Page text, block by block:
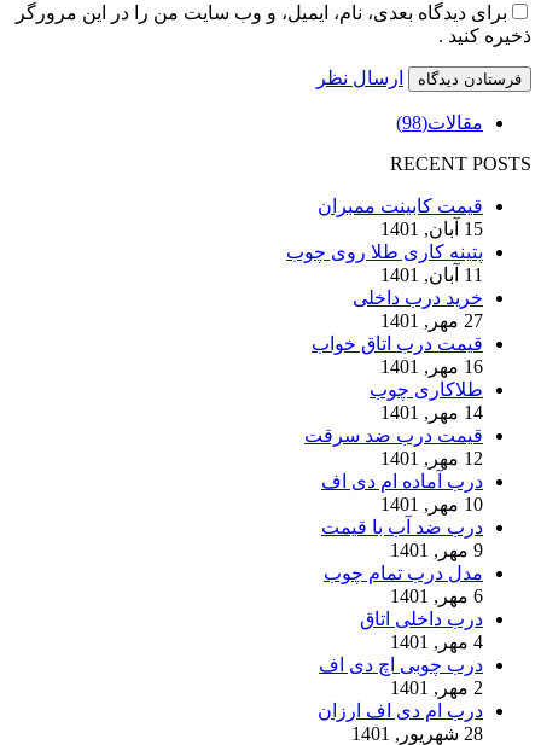
برای دیدگاه بعدی، نام، ایمیل، و وب سایت من را در این مرورگر
ذخیره کنید .
ارسال نظر
مقالات(98)
RECENT POSTS
قیمت کابینت ممبران
15 آبان, 1401
پتینه کاری طلا روی چوب
11 آبان, 1401
خرید درب داخلی
27 مهر, 1401
قیمت درب اتاق خواب
16 مهر, 1401
طلاکاری چوب
14 مهر, 1401
قیمت درب ضد سرقت
12 مهر, 1401
درب آماده ام دی اف
10 مهر, 1401
درب ضد آب با قیمت
9 مهر, 1401
مدل درب تمام چوب
6 مهر, 1401
درب داخلی اتاق
4 مهر, 1401
درب چوبی اچ دی اف
2 مهر, 1401
درب ام دی اف ارزان
28 شهریور, 1401